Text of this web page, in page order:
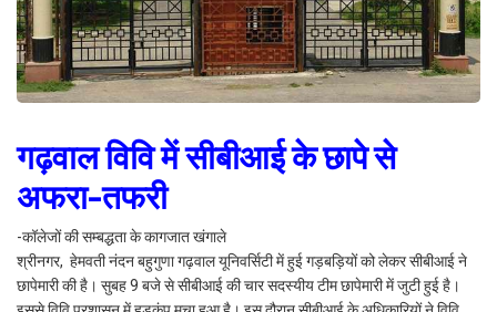
गढ़वाल विवि में सीबीआई के छापे से
अफरा-तफरी
-कॉलेजों की सम्बद्धता के कागजात खंगाले
श्रीनगर, हेमवती नंदन बहुगुणा गढ़वाल यूनिवर्सिटी में हुई गड़बड़ियों को लेकर सीबीआई ने
छापेमारी की है। सुबह 9 बजे से सीबीआई की चार सदस्यीय टीम छापेमारी में जुटी हुई है।